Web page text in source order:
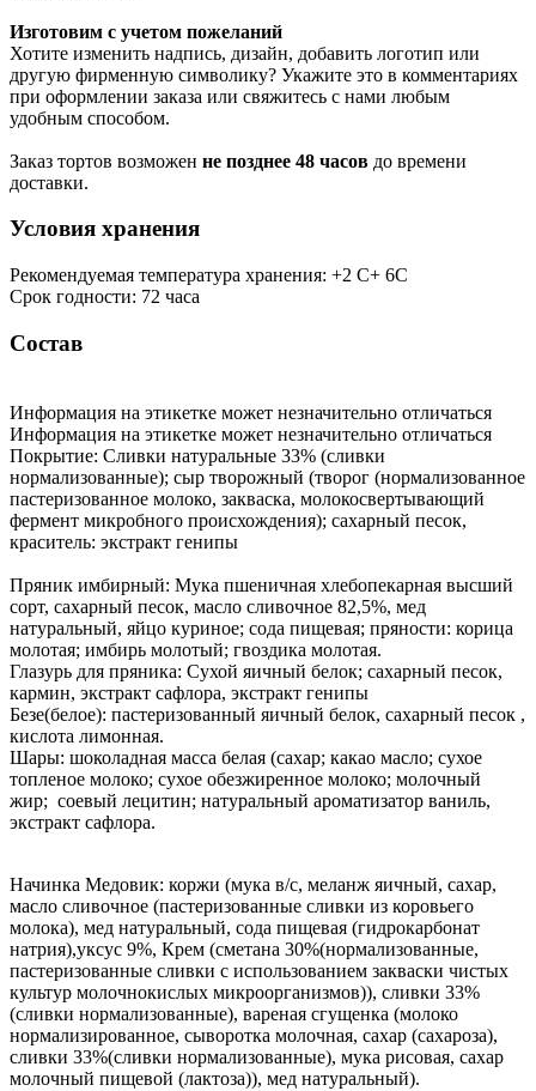
Изготовим с учетом пожеланий
Хотите изменить надпись, дизайн, добавить логотип или
другую фирменную символику? Укажите это в комментариях
при оформлении заказа или свяжитесь с нами любым
удобным способом.
Заказ тортов возможен не позднее 48 часов до времени
доставки.
Условия хранения
Рекомендуемая температура хранения: +2 С+ 6С
Срок годности: 72 часа
Состав
Информация на этикетке может незначительно отличаться
Информация на этикетке может незначительно отличаться
Покрытие: Сливки натуральные 33% (сливки
нормализованные); сыр творожный (творог (нормализованное
пастеризованное молоко, закваска, молокосвертывающий
фермент микробного происхождения); сахарный песок,
краситель: экстракт генипы
Пряник имбирный: Мука пшеничная хлебопекарная высший
сорт, сахарный песок, масло сливочное 82,5%, мед
натуральный, яйцо куриное; сода пищевая; пряности: корица
молотая; имбирь молотый; гвоздика молотая.
Глазурь для пряника: Сухой яичный белок; сахарный песок,
кармин, экстракт сафлора, экстракт генипы
Безе(белое): пастеризованный яичный белок, сахарный песок ,
кислота лимонная.
Шары: шоколадная масса белая (сахар; какао масло; сухое
топленое молоко; сухое обезжиренное молоко; молочный
жир; соевый лецитин; натуральный ароматизатор ваниль,
экстракт сафлора.
Начинка Медовик: коржи (мука в/с, меланж яичный, сахар,
масло сливочное (пастеризованные сливки из коровьего
молока), мед натуральный, сода пищевая (гидрокарбонат
натрия),уксус 9%, Крем (сметана 30%(нормализованные,
пастеризованные сливки с использованием закваски чистых
культур молочнокислых микроорганизмов)), сливки 33%
(сливки нормализованные), вареная сгущенка (молоко
нормализированное, сыворотка молочная, сахар (сахароза),
сливки 33%(сливки нормализованные), мука рисовая, сахар
молочный пищевой (лактоза)), мед натуральный).